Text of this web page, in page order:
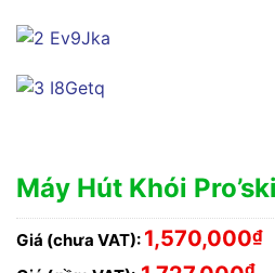
Máy Hút Khói
Giá (chưa VAT): 1,570,000₫